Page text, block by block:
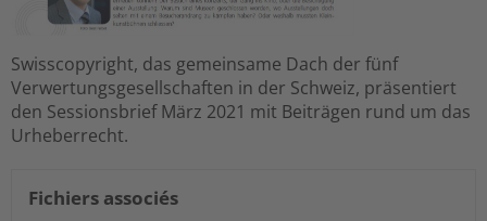
Swisscopyright, das gemeinsame Dach der fünf
Verwertungsgesellschaften in der Schweiz, präsentiert
den Sessionsbrief März 2021 mit Beiträgen rund um das
Urheberrecht.
Fichiers associés